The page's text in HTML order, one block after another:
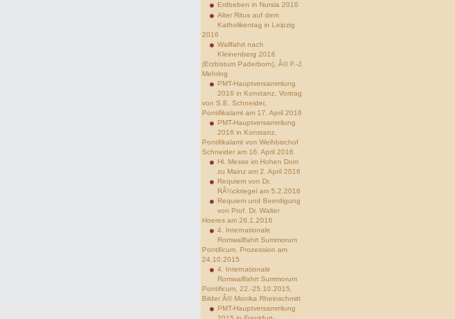
Erdbeben in Nursia 2016
Alter Ritus auf dem
Katholikentag in Leipzig
2016
Wallfahrt nach
Kleinenberg 2016
(Erzbistum Paderborn), Â© F.-J.
Mehring
PMT-Hauptversammlung
2016 in Konstanz, Vortrag
von S.E. Schneider,
Pontifikalamt am 17. April 2016
PMT-Hauptversammlung
2016 in Konstanz,
Pontifikalamt von Weihbischof
Schneider am 16. April 2016
Hl. Messe im Hohen Dom
zu Mainz am 2. April 2016
Requiem von Dr.
RÃ¼ckriegel am 5.2.2016
Requiem und Beerdigung
von Prof. Dr. Walter
Hoeres am 26.1.2016
4. Internationale
Romwallfahrt Summorum
Pontificum, Prozession am
24.10.2015
4. Internationale
Romwallfahrt Summorum
Pontificum, 22.-25.10.2015,
Bilder Â© Monika Rheinschmitt
PMT-Hauptversammlung